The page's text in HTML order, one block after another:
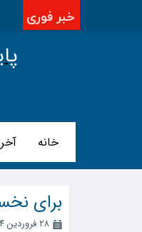
خبر فوری
خانه
برای
۲۸ فروردین ۱۴۰۴